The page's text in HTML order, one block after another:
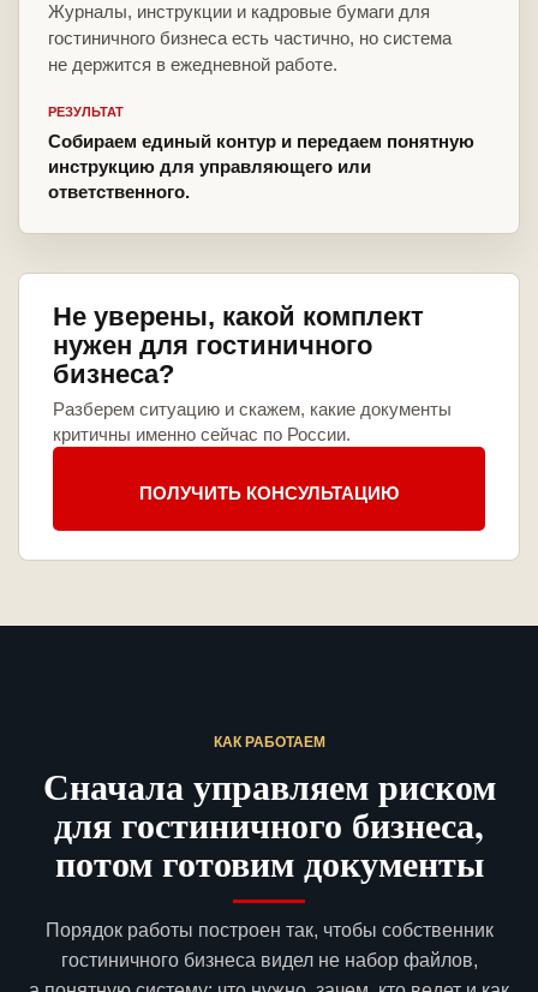
Журналы, инструкции и кадровые бумаги для
гостиничного бизнеса есть частично, но система
не держится в ежедневной работе.
РЕЗУЛЬТАТ
Собираем единый контур и передаем понятную
инструкцию для управляющего или
ответственного.
Не уверены, какой комплект
нужен для гостиничного
бизнеса?
Разберем ситуацию и скажем, какие документы
критичны именно сейчас по России.
ПОЛУЧИТЬ КОНСУЛЬТАЦИЮ
КАК РАБОТАЕМ
Сначала управляем риском
для гостиничного бизнеса,
потом готовим документы
Порядок работы построен так, чтобы собственник
гостиничного бизнеса видел не набор файлов,